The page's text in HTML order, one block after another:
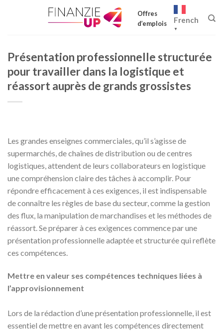
Offres
d’emplois
French
▼
Présentation professionnelle structurée
pour travailler dans la logistique et
réassort auprès de grands grossistes
Les grandes enseignes commerciales, qu’il s’agisse de
supermarchés, de chaînes de distribution ou de centres
logistiques, attendent de leurs collaborateurs en logistique
une compréhension claire des tâches à accomplir. Pour
répondre efficacement à ces exigences, il est indispensable
de connaître les règles de base du secteur, comme la gestion
des flux, la manipulation de marchandises et les méthodes de
réassort. Se préparer à ces exigences commence par une
présentation professionnelle adaptée et structurée qui reflète
ces compétences.
Mettre en valeur ses compétences techniques liées à
l’approvisionnement
Lors de la rédaction d’une présentation professionnelle, il est
essentiel de mettre en avant les compétences directement